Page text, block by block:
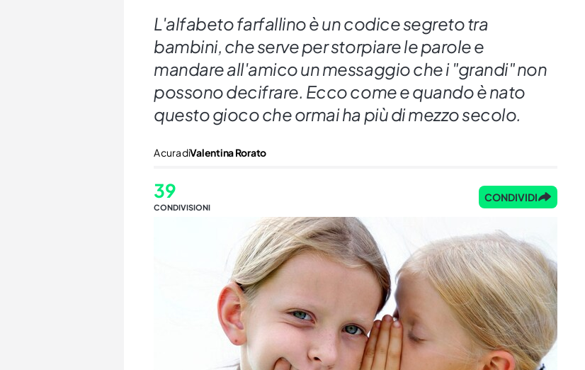
L'alfabeto farfallino è un codice segreto tra
bambini, che serve per storpiare le parole e
mandare all'amico un messaggio che i "grandi" non
possono decifrare. Ecco come e quando è nato
questo gioco che ormai ha più di mezzo secolo.
A cura diValentina Rorato
39
CONDIVISIONI
CONDIVIDI